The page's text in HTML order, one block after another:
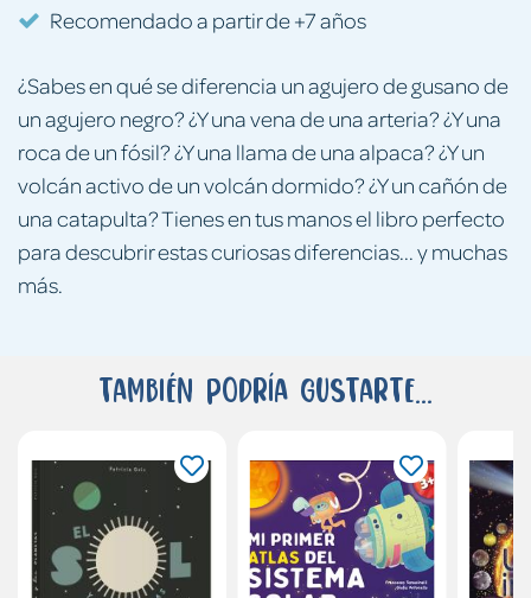
¿Sabes en qué se diferencia un agujero de gusano de
un agujero negro? ¿Y una vena de una arteria? ¿Y una
roca de un fósil? ¿Y una llama de una alpaca? ¿Y un
volcán activo de un volcán dormido? ¿Y un cañón de
una catapulta? Tienes en tus manos el libro perfecto
para descubrir estas curiosas diferencias... y muchas
más.
Recomendado a partir de +7 años
También podría gustarte...